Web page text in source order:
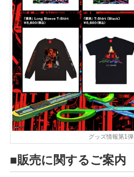
グッズ情報第1弾
■販売に関するご案内